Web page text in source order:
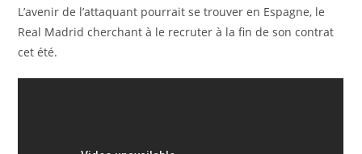
L’avenir de l’attaquant pourrait se trouver en Espagne, le
Real Madrid cherchant à le recruter à la fin de son contrat
cet été.